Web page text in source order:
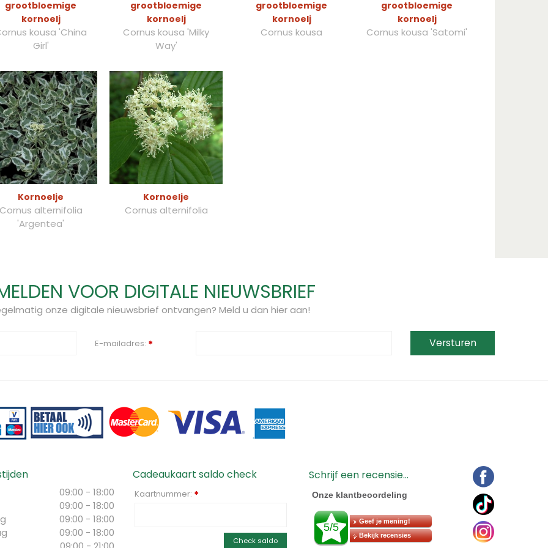
grootbloemige
kornoelj
kousa 'China
Girl'
grootbloemige
kornoelj
Cornus kousa 'Milky
Way'
grootbloemige
kornoelj
Cornus kousa
grootbloemige
kornoelj
Cornus kousa 'Satomi'
Kornoelje
alternifolia
'Argentea'
Kornoelje
Cornus alternifolia
VOOR DIGITALE NIEUWSBRIEF
onze digitale nieuwsbrief ontvangen? Meld u dan hier aan!
E-mailadres: *
09:00 - 18:00
09:00 - 18:00
09:00 - 18:00
09:00 - 18:00
Cadeaukaart saldo check
Kaartnummer: *
Check saldo
Schrijf een recensie...